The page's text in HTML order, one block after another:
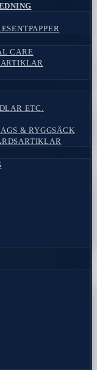
CARE
ETC.
& RYGGSÄCK